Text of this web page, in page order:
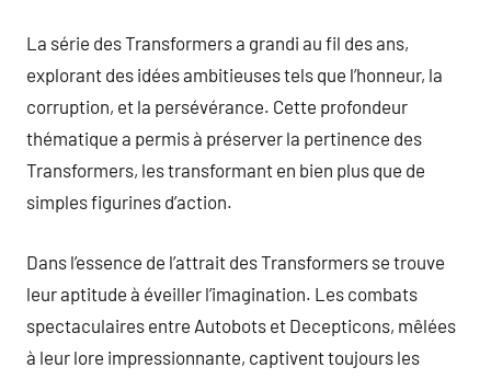
La série des Transformers a grandi au fil des ans,
explorant des idées ambitieuses tels que l’honneur, la
corruption, et la persévérance. Cette profondeur
thématique a permis à préserver la pertinence des
Transformers, les transformant en bien plus que de
simples figurines d’action.
Dans l’essence de l’attrait des Transformers se trouve
leur aptitude à éveiller l’imagination. Les combats
spectaculaires entre Autobots et Decepticons, mêlées
à leur lore impressionnante, captivent toujours les